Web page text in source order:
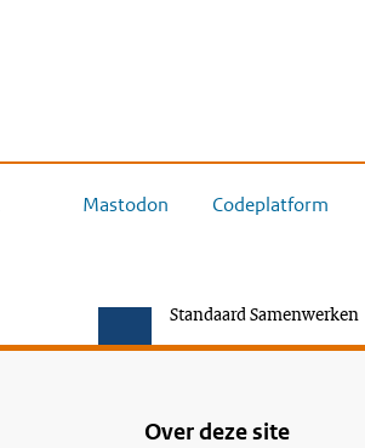
Mastodon Codeplatform
Standaard Samenwerken
Over deze site